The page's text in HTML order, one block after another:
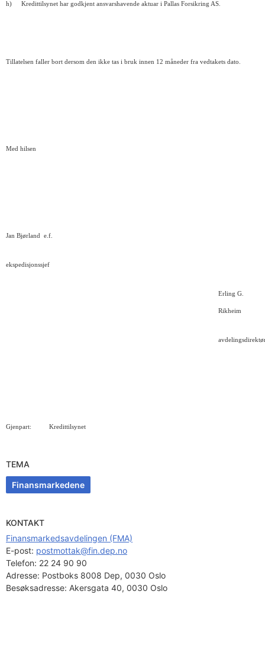
h) Kredittilsynet har godkjent ansvarshavende aktuar i Pallas Forsikring AS.
Tillatelsen faller bort dersom den ikke tas i bruk innen 12 måneder fra vedtakets dato.
Med hilsen
Jan Bjørland e.f.
ekspedisjonssjef
Erling G.
Rikheim
Gjenpart: Kredittilsynet
TEMA
Finansmarkedene
KONTAKT
Finansmarkedsavdelingen (FMA)
E-post: postmottak@fin.dep.no
Telefon: 22 24 90 90
Adresse: Postboks 8008 Dep, 0030 Oslo
Besøksadresse: Akersgata 40, 0030 Oslo